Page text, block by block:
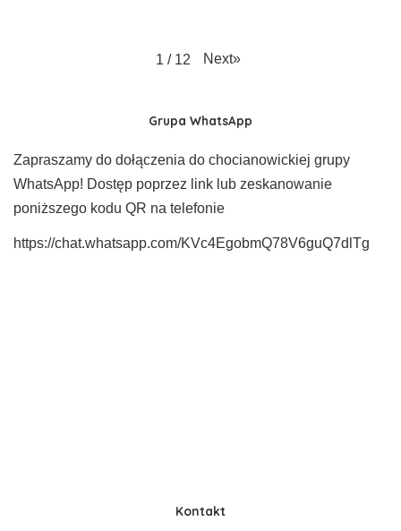
1 / 12 Next»
Grupa WhatsApp
Zapraszamy do dołączenia do chocianowickiej grupy
WhatsApp! Dostęp poprzez link lub zeskanowanie
poniższego kodu QR na telefonie
https://chat.whatsapp.com/KVc4EgobmQ78V6guQ7dlTg
Kontakt